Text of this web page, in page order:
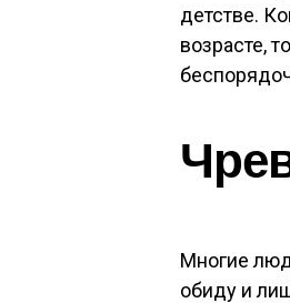
детстве.
возрасте,
Многие
обиду и